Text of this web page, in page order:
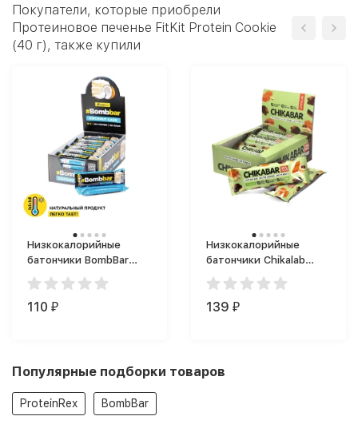
Покупатели, которые приобрели
Протеиновое печенье FitKit Protein Cookie
(40 г), также купили
Низкокалорийные
батончики BombBar
Батончик
110 ₽
Низкокалорийные
батончики Chikalab
Chikabar (60 г)
139 ₽
Популярные подборки товаров
ProteinRex BombBar